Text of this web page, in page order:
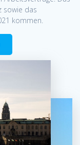
sowie das
kommen.